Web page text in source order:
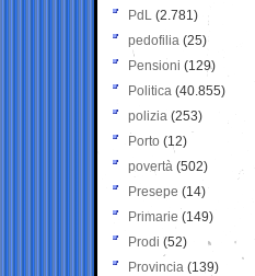
PdL (2.781)
pedofilia (25)
Pensioni (129)
Politica (40.855)
polizia (253)
Porto (12)
povertà (502)
Presepe (14)
Primarie (149)
Prodi (52)
Provincia (139)